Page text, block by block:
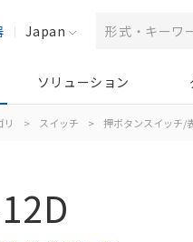
Japan
ソリューション
リ > スイッチ > 押ボタンスイッチ/